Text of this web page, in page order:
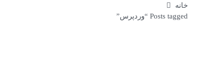
خانه
Posts tagged “وردپرس”